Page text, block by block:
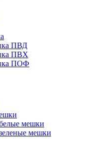
ПВД
ПВХ
ПОФ
мешки
мешки